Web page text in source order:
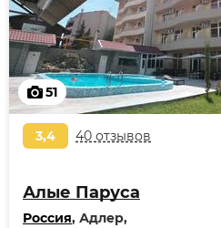
51
3,4 40 отзывов
Алые Паруса
Россия, Адлер,